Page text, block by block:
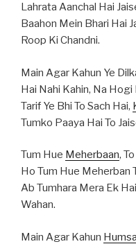
Lahrata Aanchal Hai
Baahon Mein Bhari Hai
Roop Ki Chandni.
Main Agar Kahun Ye
Hai Nahi Kahin, Na Hogi
Tarif Ye Bhi To Sach Hai,
Tumko Paaya Hai To
Tum Hue Meherbaan,
Ho Tum Hue Meherban
Ab Tumhara Mera Ek
Wahan.
Main Agar Kahun